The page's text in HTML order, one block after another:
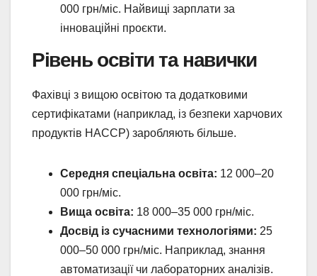
000 грн/міс. Найвищі зарплати за
інноваційні проєкти.
Рівень освіти та навички
Фахівці з вищою освітою та додатковими
сертифікатами (наприклад, із безпеки харчових
продуктів HACCP) заробляють більше.
Середня спеціальна освіта: 12 000–20
000 грн/міс.
Вища освіта: 18 000–35 000 грн/міс.
Досвід із сучасними технологіями: 25
000–50 000 грн/міс. Наприклад, знання
автоматизації чи лабораторних аналізів.